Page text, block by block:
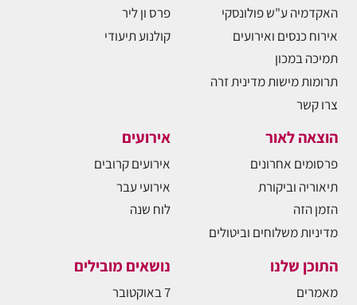
האקדמיה ע"ש פולונסקי
אירוח כנסים ואירועים
תמיכה במכון
תרומות מישות מדינית זרה
צרו קשר
פרס ון ליר
קולנוע תיעודי
הוצאה לאור
פרסומים אחרונים
תיאוריה וביקורת
הזמן הזה
מדיניות משלוחים וביטולים
אירועים
אירועים קרובים
אירועי עבר
לוח שנה
התוכן שלנו
מאמרים
נושאים מובילים
7 באוקטובר